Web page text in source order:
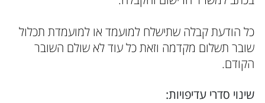
כל הודעת קבלה שתישלח למועמד או למועמדת תכלול
שובר תשלום מקדמה וזאת כל עוד לא שולם השובר
הקודם.
שינוי סדרי עדיפויות: